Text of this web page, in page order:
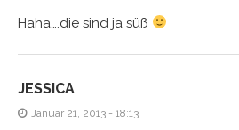
Haha….die sind ja süß
JESSICA
Januar 21, 2013 - 18:13